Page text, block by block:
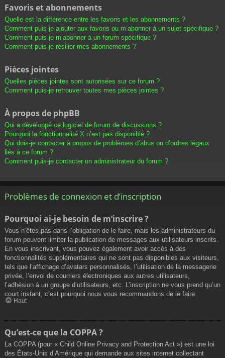
Favoris et abonnements
Quelle est la différence entre les favoris et les abonnements ?
Comment puis-je ajouter aux favoris ou m’abonner à un sujet spécifique ?
Comment puis-je m’abonner à un forum spécifique ?
Comment puis-je résilier mes abonnements ?
Pièces jointes
Quelles pièces jointes sont autorisées sur ce forum ?
Comment puis-je retrouver toutes mes pièces jointes ?
À propos de phpBB
Qui a développé ce logiciel de forum de discussions ?
Pourquoi la fonctionnalité X n’est pas disponible ?
Qui dois-je contacter à propos de problèmes d’abus ou d’ordres légaux
liés à ce forum ?
Comment puis-je contacter un administrateur du forum ?
Problèmes de connexion et d’inscription
Pourquoi ai-je besoin de m’inscrire ?
Vous n’êtes pas dans l’obligation de le faire, mais les administrateurs du
forum peuvent limiter la publication de messages aux utilisateurs inscrits.
En vous inscrivant, vous pouvez également avoir accès à des
fonctionnalités supplémentaires qui ne sont pas disponibles aux visiteurs,
tels que l’affichage d’avatars personnalisés, l’utilisation de la messagerie
privée, l’envoi de courriers électroniques aux autres utilisateurs,
l’adhésion à un groupe d’utilisateurs, etc. L’inscription ne vous prend qu’un
court instant, c’est pourquoi nous vous recommandons de le faire.
Haut
Qu’est-ce que la COPPA ?
La COPPA (pour « Child Online Privacy and Protection Act ») est une loi
des États-Unis d’Amérique qui demande aux sites internet collectant